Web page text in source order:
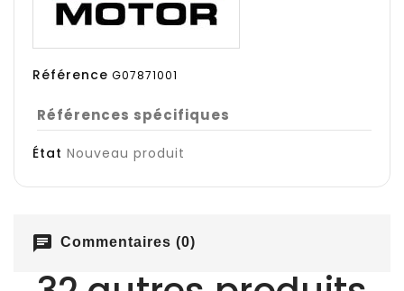
Référence G07871001
Références spécifiques
État Nouveau produit
chat Commentaires (0)